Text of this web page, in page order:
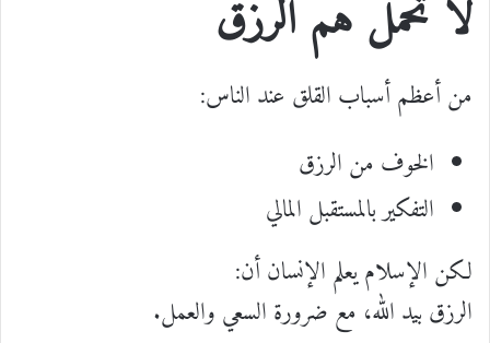
لا تحمل هم الرزق
من أعظم أسباب القلق عند الناس:
الخوف من الرزق
التفكير بالمستقبل المالي
لكن الإسلام يعلم الإنسان أن:
الرزق بيد الله، مع ضرورة السعي والعمل.